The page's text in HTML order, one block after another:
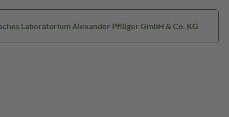
Laboratorium Alexander Pflüger GmbH & Co. KG